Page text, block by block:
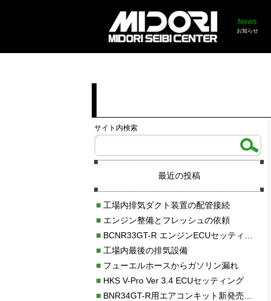
News
お知らせ
サイト内検索
最近の投稿
■工場内排気ダクト装置の配管接続
■エンジン整備とフレッシュの依頼
■BCNR33GT-R エンジンECUセッティング調整
■工場内最後の排気設備
■フューエルホースからガソリン漏れ
■HKS V-Pro Ver 3.4 ECUセッティング
■BNR34GT-R用エアコンキット新発売！！